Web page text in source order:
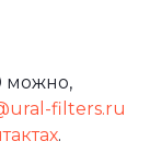
можно,
filters.ru
.